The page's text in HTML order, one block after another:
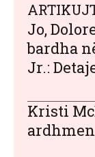
Jo,
bardha
Jr.:
Kristi